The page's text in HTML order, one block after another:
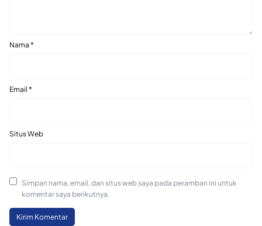
Nama *
Email *
Situs Web
Simpan nama, email, dan situs web saya pada peramban ini untuk
komentar saya berikutnya.